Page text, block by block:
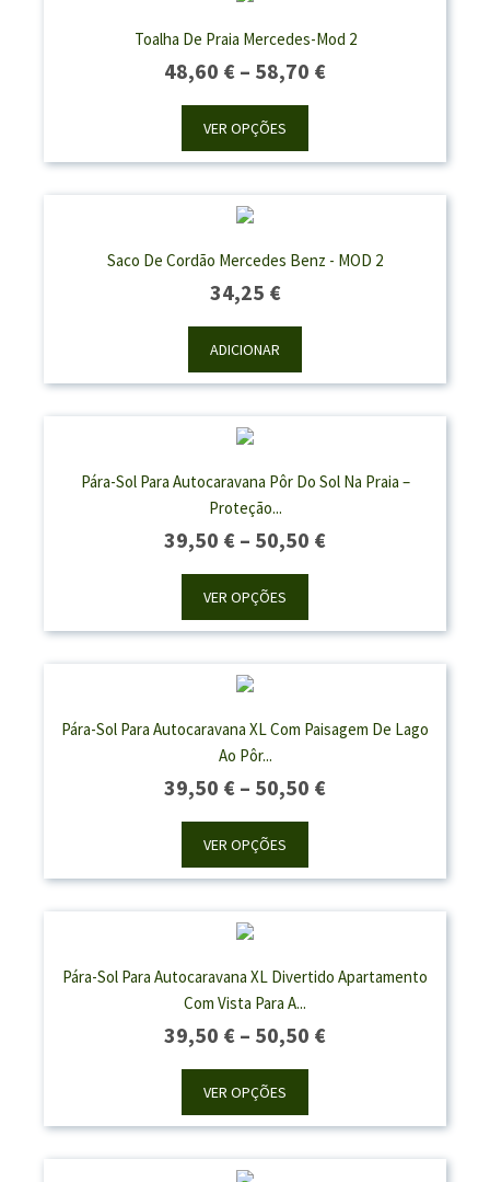
Toalha De Praia Mercedes-Mod 2
48,60 € – 58,70 €Price
Through
VER OPÇÕES
Saco De Cordão Mercedes Benz - MOD 2
34,25 €
ADICIONAR
Pára-Sol Para Autocaravana Pôr Do Sol Na Praia –
Proteção...
39,50 € – 50,50 €Price
Through
VER OPÇÕES
Pára-Sol Para Autocaravana XL Com Paisagem De Lago
Ao Pôr...
39,50 € – 50,50 €Price
Through
VER OPÇÕES
Pára-Sol Para Autocaravana XL Divertido Apartamento
Com Vista Para A...
39,50 € – 50,50 €Price
Through
VER OPÇÕES